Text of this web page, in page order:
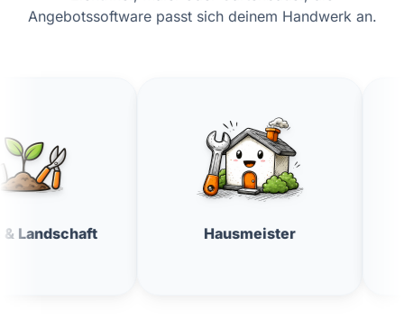
Angebotssoftware passt sich deinem Handwerk an.